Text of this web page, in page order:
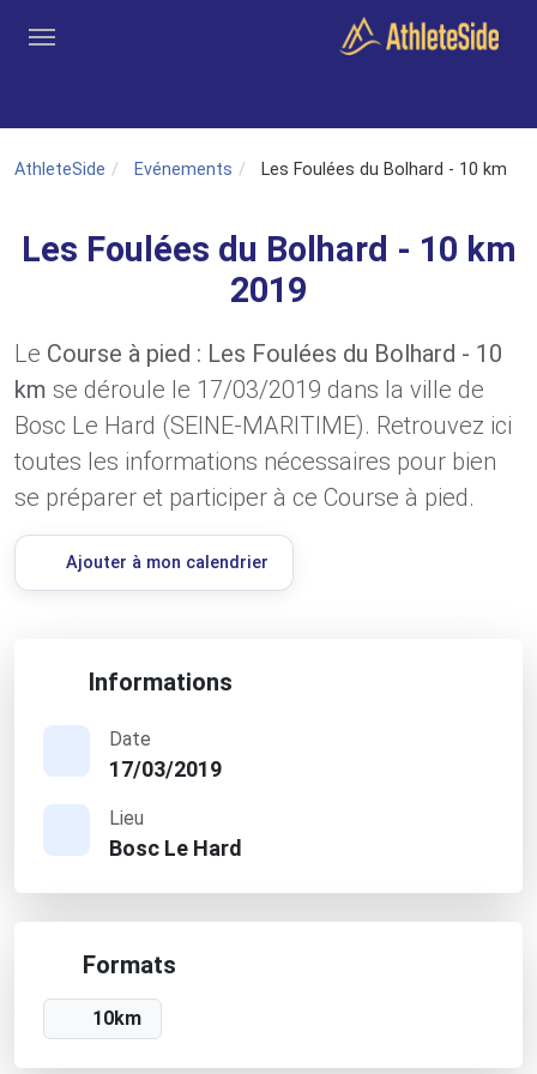
AthleteSide Evénements Les Foulées du Bolhard - 10 km
Les Foulées du Bolhard - 10 km
2019
Le Course à pied : Les Foulées du Bolhard - 10
km se déroule le 17/03/2019 dans la ville de
Bosc Le Hard (SEINE-MARITIME). Retrouvez ici
toutes les informations nécessaires pour bien
se préparer et participer à ce Course à pied.
Ajouter à mon calendrier
Informations
Date
17/03/2019
Lieu
Bosc Le Hard
Formats
10km